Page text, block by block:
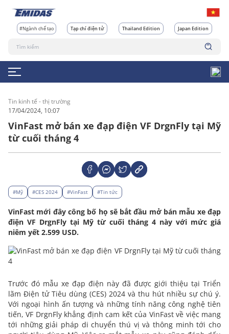
#Ngành chế tạo Tạp chí điện tử Thailand Edition Japan Edition
Tin kinh tế - thị trường
17/04/2024, 10:07
VinFast mở bán xe đạp điện VF DrgnFly tại Mỹ
từ cuối tháng 4
#Mỹ #CES 2024 #VinFast #Tin tức
VinFast mới đây công bố họ sẽ bắt đầu mở bán mẫu xe đạp
điện VF DrgnFly tại Mỹ từ cuối tháng 4 này với mức giá
niêm yết 2.599 USD.
Trước đó mẫu xe đạp điện này đã được giới thiệu tại Triển
lãm Điện tử Tiêu dùng (CES) 2024 và thu hút nhiều sự chú ý.
Với ngoại hình ấn tượng và những tính năng công nghệ tiên
tiến, VF DrgnFly khẳng định cam kết của VinFast về việc mang
tới những giải pháp di chuyển thú vị và thông minh tới cho